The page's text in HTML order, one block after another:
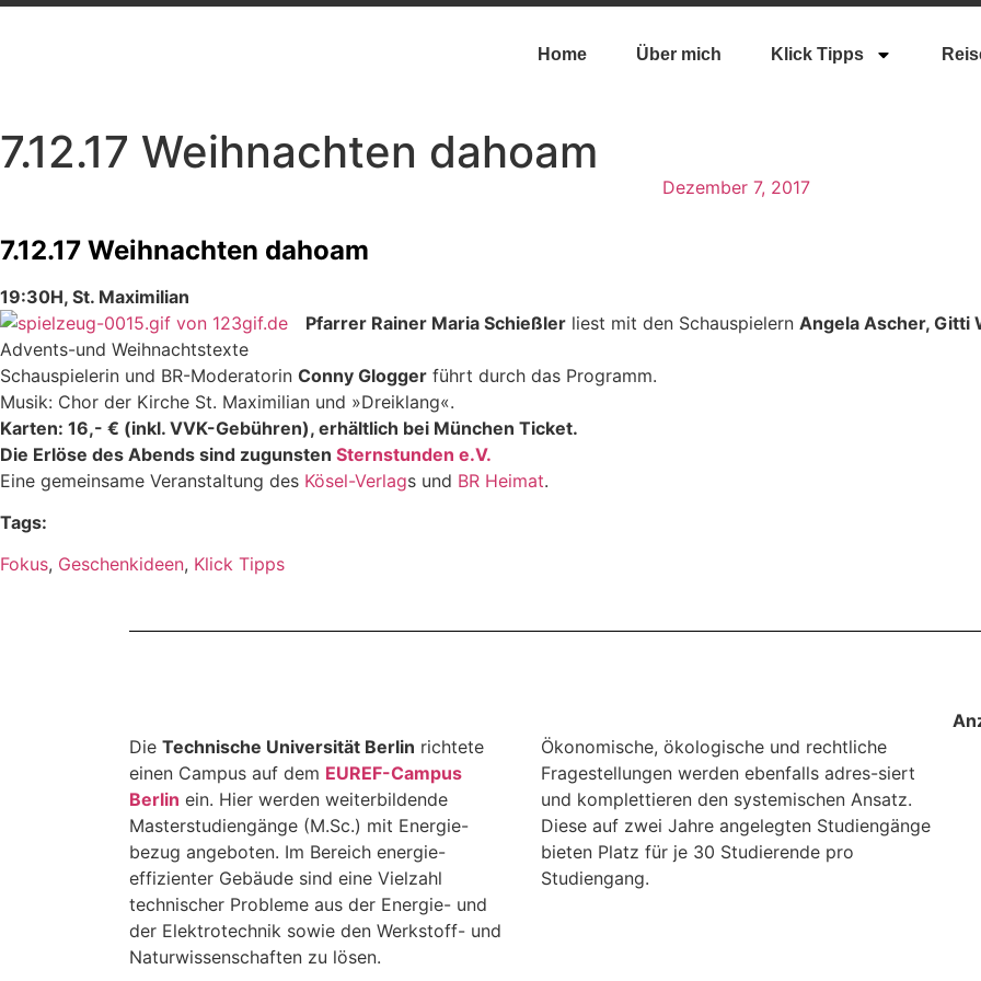
Home Über mich Klick Tipps
7.12.17 Weihnachten dahoam
Dezember 7, 2017
7.12.17 Weihnachten dahoam
19:30H, St. Maximilian
Pfarrer Rainer Maria Schießler liest mit den Schauspielern Angela Ascher, Gitti
Advents-und Weihnachtstexte
Schauspielerin und BR-Moderatorin Conny Glogger führt durch das Programm.
Musik: Chor der Kirche St. Maximilian und »Dreiklang«.
Karten: 16,- € (inkl. VVK-Gebühren), erhältlich bei München Ticket.
Die Erlöse des Abends sind zugunsten Sternstunden e.V.
Eine gemeinsame Veranstaltung des Kösel-Verlags und BR Heimat.
Tags:
Fokus, Geschenkideen, Klick Tipps
Die Technische Universität Berlin richtete
einen Campus auf dem EUREF-Campus
Berlin ein. Hier werden weiterbildende
Masterstudiengänge (M.Sc.) mit Energie-
bezug angeboten. Im Bereich energie-
effizienter Gebäude sind eine Vielzahl
technischer Probleme aus der Energie- und
der Elektrotechnik sowie den Werkstoff- und
Naturwissenschaften zu lösen.
Ökonomische, ökologische und rechtliche
Fragestellungen werden ebenfalls adres-siert
und komplettieren den systemischen Ansatz.
Diese auf zwei Jahre angelegten Studiengänge
bieten Platz für je 30 Studierende pro
Studiengang.